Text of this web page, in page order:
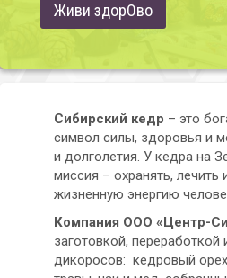
Живи здорОво
Сибирский кедр – это
символ силы, здоровья и
и долголетия. У кедра на
миссия – охранять, лечить
жизненную энергию
Компания ООО «Центр-
заготовкой, переработкой
дикоросов: кедровый